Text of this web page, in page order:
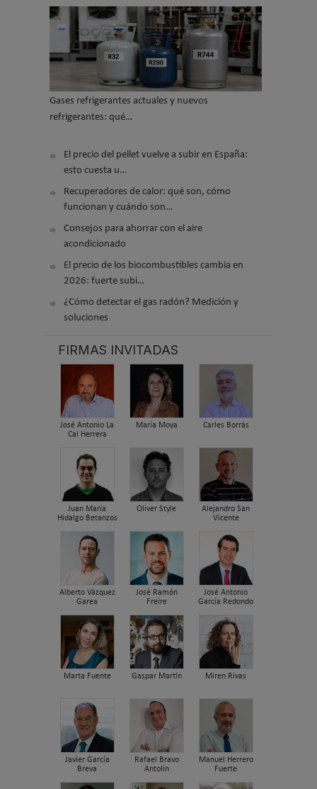
Gases refrigerantes actuales y nuevos
refrigerantes: qué…
El precio del pellet vuelve a subir en España:
esto cuesta u…
Recuperadores de calor: qué son, cómo
funcionan y cuándo son…
Consejos para ahorrar con el aire
acondicionado
El precio de los biocombustibles cambia en
2026: fuerte subi…
¿Cómo detectar el gas radón? Medición y
soluciones
FIRMAS INVITADAS
José Antonio La
Cal Herrera
María Moya Carles Borrás
Juan María
Hidalgo Betanzos
Oliver Style
Alejandro San
Vicente
Alberto Vázquez
Garea
José Ramón
Freire
José Antonio
García Redondo
Marta Fuente Gaspar Martín Miren Rivas
Javier García
Breva
Rafael Bravo
Antolín
Manuel Herrero
Fuerte